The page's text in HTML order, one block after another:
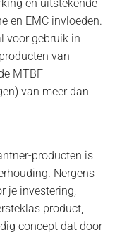
en uitstekende
en EMC invloeden.
voor gebruik in
van
MTBF
van meer dan
producten is
Nergens
je investering,
product,
concept dat door